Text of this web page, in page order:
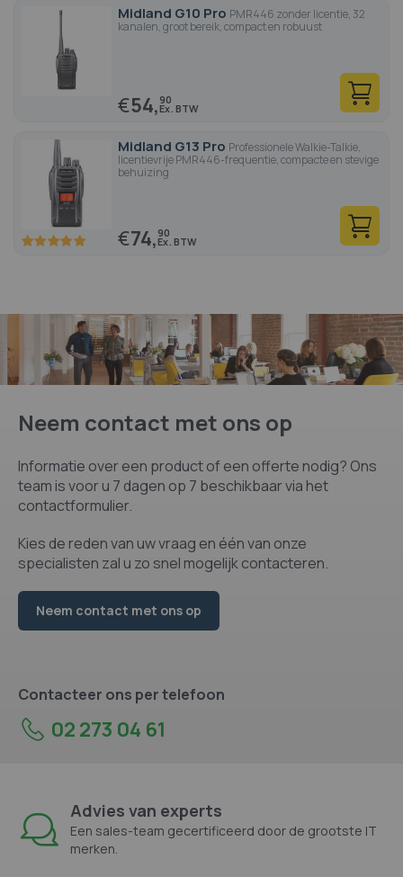
Midland G10 Pro PMR446 zonder licentie, 32
kanalen, groot bereik, compact en robuust
€54,90
Midland G13 Pro Professionele Walkie-Talkie,
licentievrije PMR446-frequentie, compacte en stevige
behuizing
100 100 €74,90
Neem contact met ons op
Informatie over een product of een offerte nodig? Ons
team is voor u 7 dagen op 7 beschikbaar via het
contactformulier.
Kies de reden van uw vraag en één van onze
specialisten zal u zo snel mogelijk contacteren.
Neem contact met ons op
Contacteer ons per telefoon
02 273 04 61
Advies van experts
Een sales-team gecertificeerd door de grootste IT
merken.